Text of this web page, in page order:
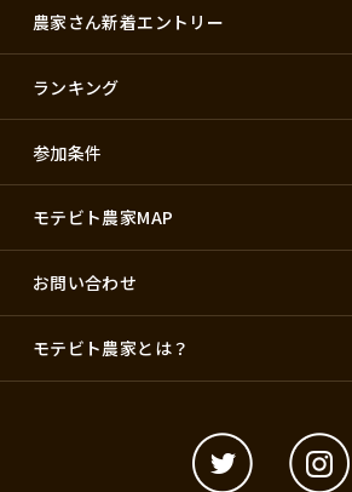
農家さん新着エントリー
ランキング
参加条件
モテビト農家MAP
お問い合わせ
モテビト農家とは？